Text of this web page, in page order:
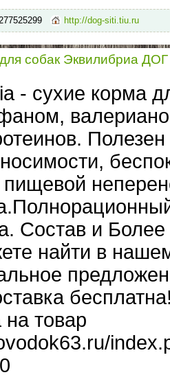
http://dog-siti.tiu.ru
для собак Эквилибриа
- сухие корма
Состав и
найти в
товар